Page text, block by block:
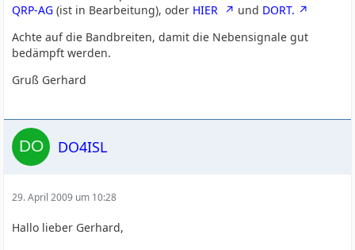
QRP-AG(ist in Bearbeitung), oder HIER und DORT.
Achte auf die Bandbreiten, damit die Nebensignale gut
bedämpft werden.
Gruß Gerhard
DO4ISL
29. April 2009 um 10:28
Hallo lieber Gerhard,